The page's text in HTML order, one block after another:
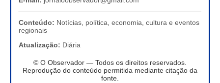
Conteúdo: Notícias, política, economia, cultura e eventos
regionais
Atualização: Diária
© O Observador — Todos os direitos reservados.
Reprodução do conteúdo permitida mediante citação da
fonte.